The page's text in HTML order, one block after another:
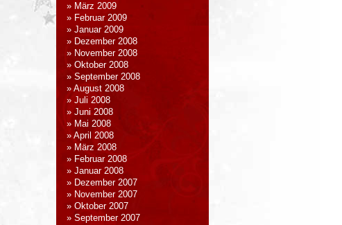
März 2009
Februar 2009
Januar 2009
Dezember 2008
November 2008
Oktober 2008
September 2008
August 2008
Juli 2008
Juni 2008
Mai 2008
April 2008
März 2008
Februar 2008
Januar 2008
Dezember 2007
November 2007
Oktober 2007
September 2007